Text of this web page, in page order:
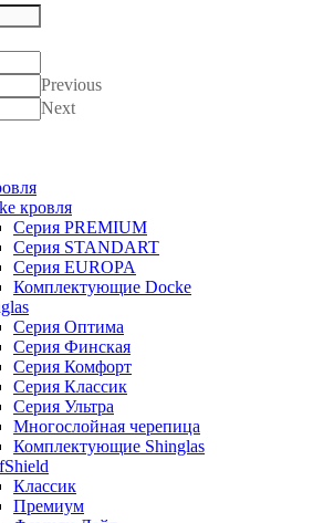
Previous
Next
кровля
Серия PREMIUM
Серия STANDART
Серия EUROPA
Комплектующие Docke
Серия Оптима
Серия Финская
Серия Комфорт
Серия Классик
Серия Ультра
Многослойная черепица
Комплектующие Shinglas
Классик
Премиум